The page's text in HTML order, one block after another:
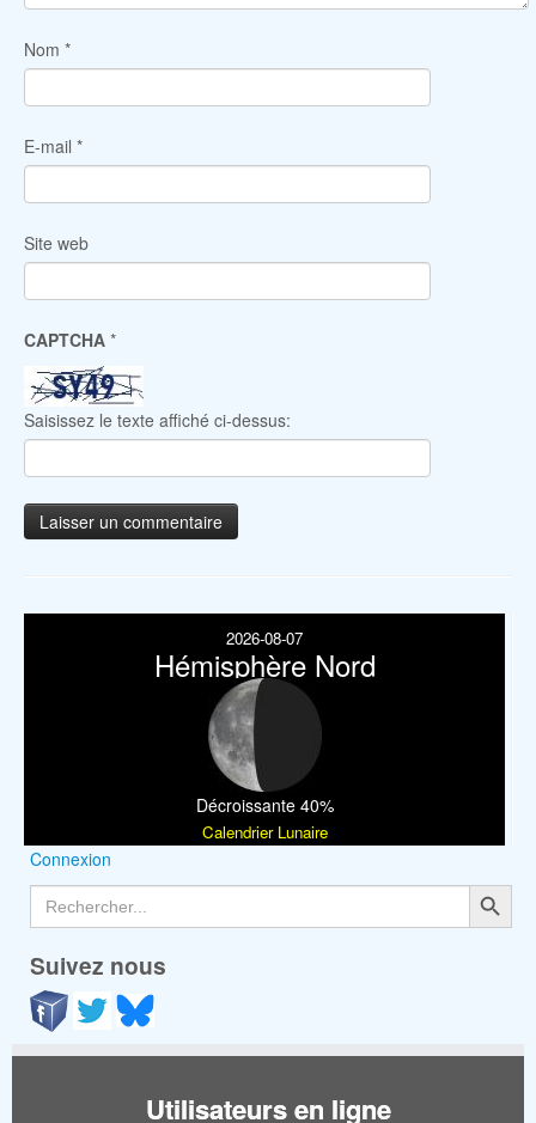
Nom *
E-mail *
Site web
CAPTCHA *
Saisissez le texte affiché ci-dessus:
2026-08-07
Hémisphère Nord
Décroissante 40%
Calendrier Lunaire
Connexion
Search
for:
Search Button
Suivez nous
Utilisateurs en ligne